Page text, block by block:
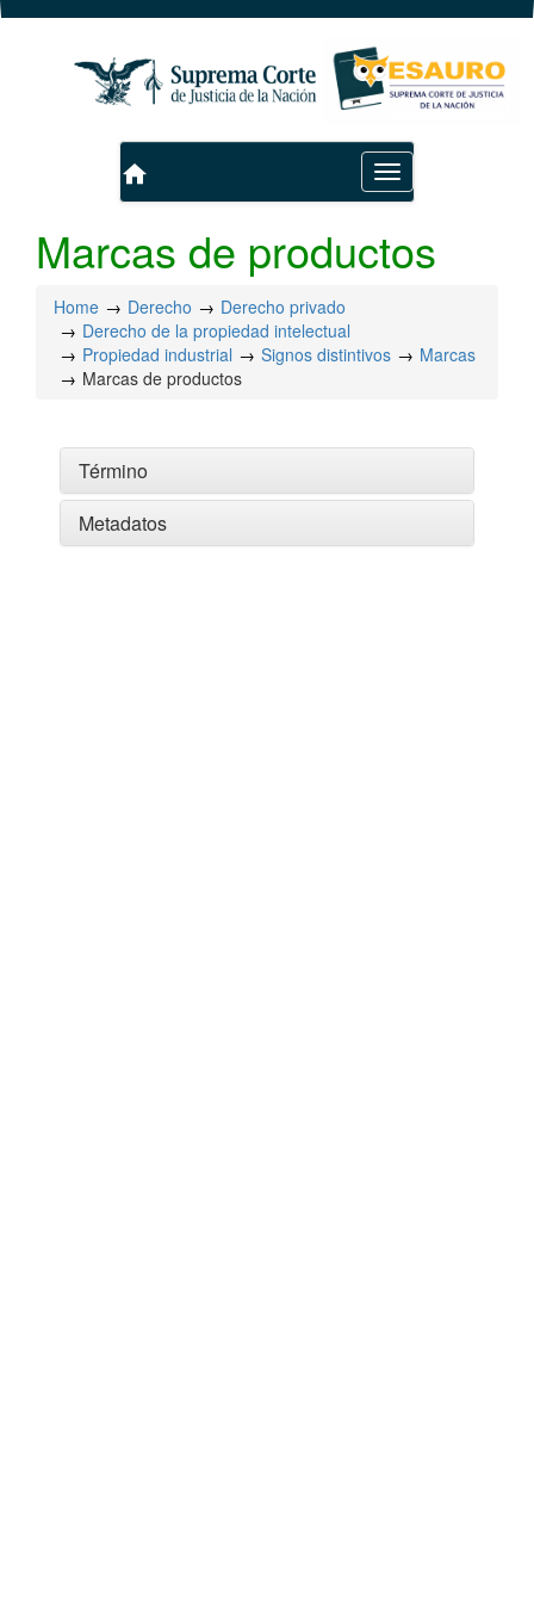
Toggle
navigation
home
Marcas de productos
Home Derecho
Derecho privado
Derecho de la propiedad intelectual
Propiedad industrial
Signos distintivos
Marcas
Marcas de productos
Término
Metadatos